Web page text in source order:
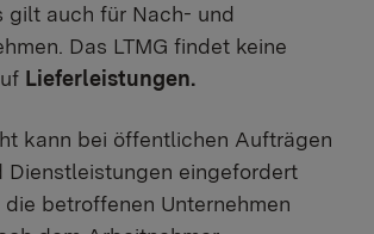
gilt auch für Nach- und
Das LTMG findet keine
Lieferleistungen.
kann bei öffentlichen Aufträgen
Dienstleistungen eingefordert
betroffenen Unternehmen